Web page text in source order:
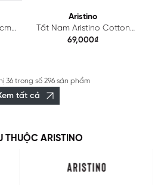
Aristino
Tất Nam Aristino Cotton
ASC021
69,000₫
36trong số 296 sản phẩm
tất cả
THUỘC ARISTINO